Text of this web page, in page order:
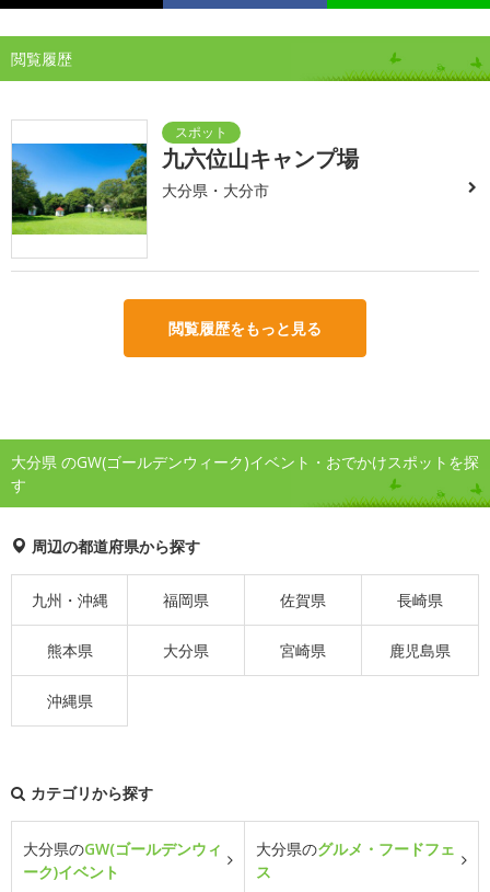
閲覧履歴
九六位山キャンプ場
大分県・大分市
閲覧履歴をもっと見る
大分県 のGW(ゴールデンウィーク)イベント・おでかけスポットを探
す
周辺の都道府県から探す
九州・沖縄 福岡県 佐賀県 長崎県
熊本県 大分県 宮崎県 鹿児島県
沖縄県
カテゴリから探す
大分県のGW(ゴールデンウィ
ーク)イベント
大分県のグルメ・フードフェ
ス